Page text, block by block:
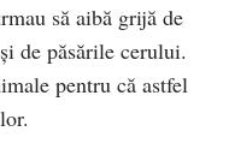
să aibă grijă de
de păsările cerului.
pentru că astfel